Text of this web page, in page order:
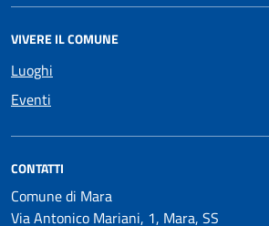
VIVERE IL COMUNE
Luoghi
Eventi
CONTATTI
Comune di Mara
Via Antonico Mariani, 1, Mara, SS